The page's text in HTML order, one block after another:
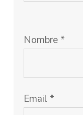
Nombre *
Email *